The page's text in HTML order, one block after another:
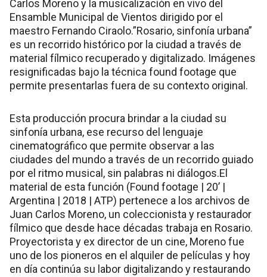
Carlos Moreno y la musicalización en vivo del
Ensamble Municipal de Vientos dirigido por el
maestro Fernando Ciraolo.”Rosario, sinfonía urbana”
es un recorrido histórico por la ciudad a través de
material fílmico recuperado y digitalizado. Imágenes
resignificadas bajo la técnica found footage que
permite presentarlas fuera de su contexto original.
Esta producción procura brindar a la ciudad su
sinfonía urbana, ese recurso del lenguaje
cinematográfico que permite observar a las
ciudades del mundo a través de un recorrido guiado
por el ritmo musical, sin palabras ni diálogos.El
material de esta función (Found footage | 20’ |
Argentina | 2018 | ATP) pertenece a los archivos de
Juan Carlos Moreno, un coleccionista y restaurador
fílmico que desde hace décadas trabaja en Rosario.
Proyectorista y ex director de un cine, Moreno fue
uno de los pioneros en el alquiler de películas y hoy
en día continúa su labor digitalizando y restaurando